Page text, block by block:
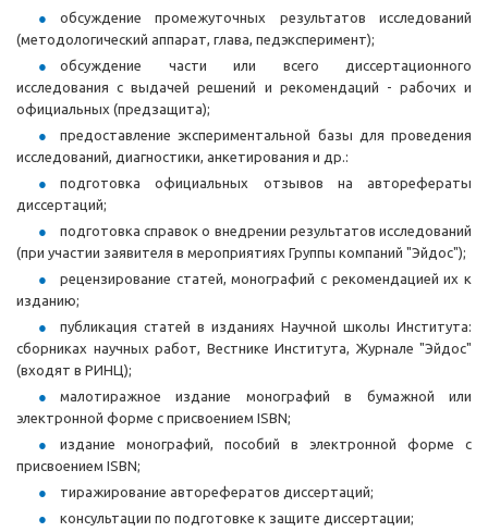
обсуждение промежуточных результатов исследований
(методологический аппарат, глава, педэксперимент);
обсуждение части или всего диссертационного
исследования с выдачей решений и рекомендаций - рабочих и
официальных (предзащита);
предоставление экспериментальной базы для проведения
исследований, диагностики, анкетирования и др.:
подготовка официальных отзывов на авторефераты
диссертаций;
подготовка справок о внедрении результатов исследований
(при участии заявителя в мероприятиях Группы компаний "Эйдос");
рецензирование статей, монографий с рекомендацией их к
изданию;
публикация статей в изданиях Научной школы Института:
сборниках научных работ, Вестнике Института, Журнале "Эйдос"
(входят в РИНЦ);
малотиражное издание монографий в бумажной или
электронной форме с присвоением ISBN;
издание монографий, пособий в электронной форме с
присвоением ISBN;
тиражирование авторефератов диссертаций;
консультации по подготовке к защите диссертации;